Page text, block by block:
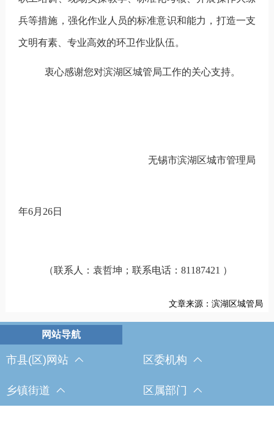
兵等措施，强化作业人员的标准意识和能力，打造一支
文明有素、专业高效的环卫作业队伍。
衷心感谢您对滨湖区城管局工作的关心支持。
无锡市滨湖区城市管理局
年6月 26日
（联系人： 袁哲坤 ；联系电话：81187421 ）
文章来源：滨湖区城管局
市县(区)网站 区委机构
乡镇街道 区属部门